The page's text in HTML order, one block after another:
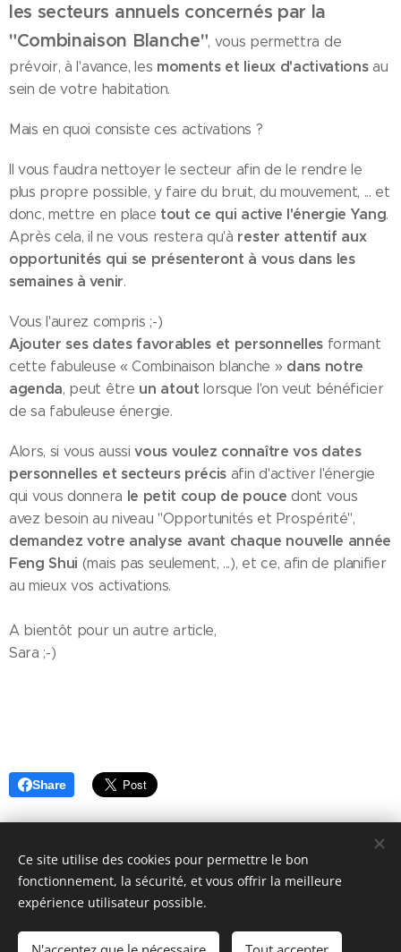
les secteurs annuels concernés par la
"Combinaison Blanche", vous permettra de
prévoir, à l'avance, les moments et lieux d'activationsau
sein de votre habitation.
Mais en quoi consiste ces activations ?
Il vous faudra nettoyer le secteur afin de le rendre le
plus propre possible, y faire du bruit, du mouvement, ... et
donc, mettre en place tout ce qui active l'énergie Yang.
Après cela, il ne vous restera qu'à rester attentif aux
opportunités qui se présenteront à vous dans les
semaines à venir.
Vous l'aurez compris ;-)
Ajouter ses dates favorables et personnellesformant
cette fabuleuse « Combinaison blanche » dans notre
agenda, peut être un atout lorsque l'on veut bénéficier
de sa fabuleuse énergie.
Alors, si vous aussivous voulez connaître vos dates
personnelles et secteurs précis afin d'activer l'énergie
qui vous donnera le petit coup de poucedont vous
avez besoin au niveau "Opportunités et Prospérité",
demandez votre analyse avant chaque nouvelle année
Feng Shui (mais pas seulement, ...), et ce, afin de planifier
au mieux vos activations.
A bientôt pour un autre article,
Sara ;-)
Share
Copyright © 2018Feng Shui Authentique
authentique.be(+32/477 75 99 88)
Ce site utilise des cookies pour permettre le bon
fonctionnement, la sécurité, et vous offrir la meilleure
expérience utilisateur possible.